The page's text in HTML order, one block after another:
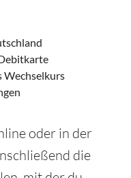
Wechselkurs
oder in der
die